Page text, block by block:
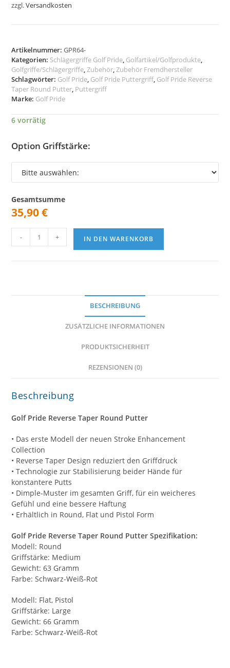
zzgl.Versandkosten
Artikelnummer:GPR64-
Kategorien: Schlägergriffe Golf Pride, Golfartikel/Golfprodukte,
Golfgriffe/Schlägergriffe,Zubehör,Zubehör Fremdhersteller
Schlagwörter: Golf Pride, Golf Pride Puttergriff, Golf Pride Reverse
Taper Round Putter, Puttergriff
Marke: Golf Pride
6 vorrätig
Option Griffstärke:
Gesamtsumme
35,90€
Pride
- + IN DEN WARENKORB
BESCHREIBUNG
ZUSÄTZLICHE INFORMATIONEN
PRODUKTSICHERHEIT
REZENSIONEN (0)
Beschreibung
Golf Pride Reverse Taper Round Putter
• Das erste Modell der neuen Stroke Enhancement
Collection
• Reverse Taper Design reduziert den Griffdruck
• Technologie zur Stabilisierung beider Hände für
konstantere Putts
• Dimple-Muster im gesamten Griff, für ein weicheres
Gefühl und eine bessere Haftung
• Erhältlich in Round, Flat und Pistol Form
Golf Pride Reverse Taper Round Putter Spezifikation:
Modell: Round
Griffstärke: Medium
Gewicht: 63 Gramm
Farbe: Schwarz-Weiß-Rot
Modell: Flat, Pistol
Griffstärke: Large
Gewicht: 66 Gramm
Farbe: Schwarz-Weiß-Rot